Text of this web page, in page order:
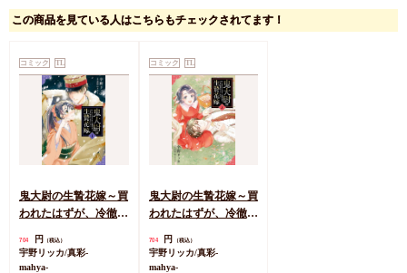
この商品を見ている人はこちらもチェックされてます！
コミック TL
鬼大尉の生贄花嫁～買
われたはずが、冷徹伯
ます～（1）
704 円 （税込）
宇野リッカ/真彩-
mahya-
コミック TL
鬼大尉の生贄花嫁～買
われたはずが、冷徹伯
ます～（2）
704 円 （税込）
宇野リッカ/真彩-
mahya-